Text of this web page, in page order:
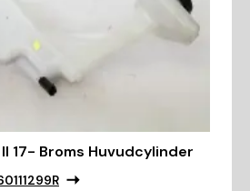
II 17- Broms Huvudcylinder